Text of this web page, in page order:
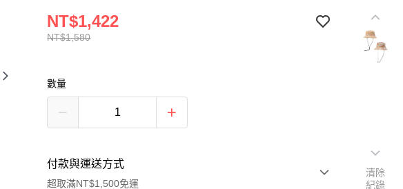
NT$1,580
NT$1,422
數量
付款與運送方式
超取滿NT$1,500免運
清除
紀錄